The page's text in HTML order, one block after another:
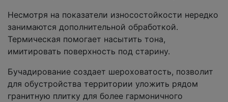
Несмотря на показатели износостойкости нередко
занимаются дополнительной обработкой.
Термическая помогает насытить тона,
имитировать поверхность под старину.
Бучадирование создает шероховатость, позволит
для обустройства территории уложить рядом
гранитную плитку для более гармоничного